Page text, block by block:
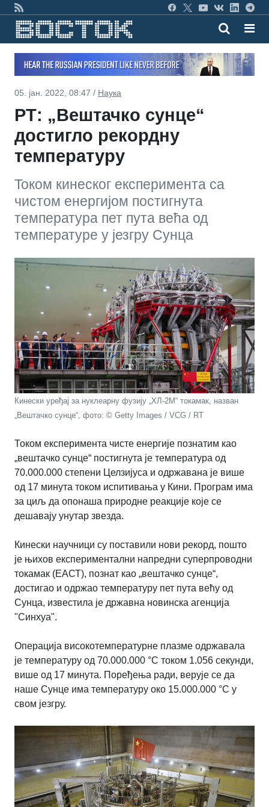
05. јан. 2022, 08:47 / Наука
РТ: „Вештачко сунце“
достигло рекордну
температуру
Toком кинеског експериментa са
чистом енергијом постигнута
температура пет пута већа од
температуре у језгру Сунца
Кинески уређај за нуклеарну фузију „ХЛ-2М“ токамак, назван
„Вештачко сунце“, фото: © Getty Images / VCG / RT
Током експеримента чисте енергије познатим као
„вештачко сунце“ постигнута је температура од
70.000.000 степени Целзијуса и одржавана је више
од 17 минута током испитивања у Кини. Програм има
за циљ да опонаша природне реакције које се
дешавају унутар звезда.
Кинески научници су поставили нови рекорд, пошто
је њихов експериментални напредни суперпроводни
токамак (ЕАСТ), познат као „вештачко сунце“,
достигао и одржао температуру пет пута већу од
Сунца, известила је државна новинска агенција
"Синхуа".
Операција високотемпературне плазме одржавала
је температуру од 70.000.000 °C током 1.056 секунди,
више од 17 минута. Поређења ради, верује се да
наше Сунце има температуру око 15.000.000 °C у
свом језгру.